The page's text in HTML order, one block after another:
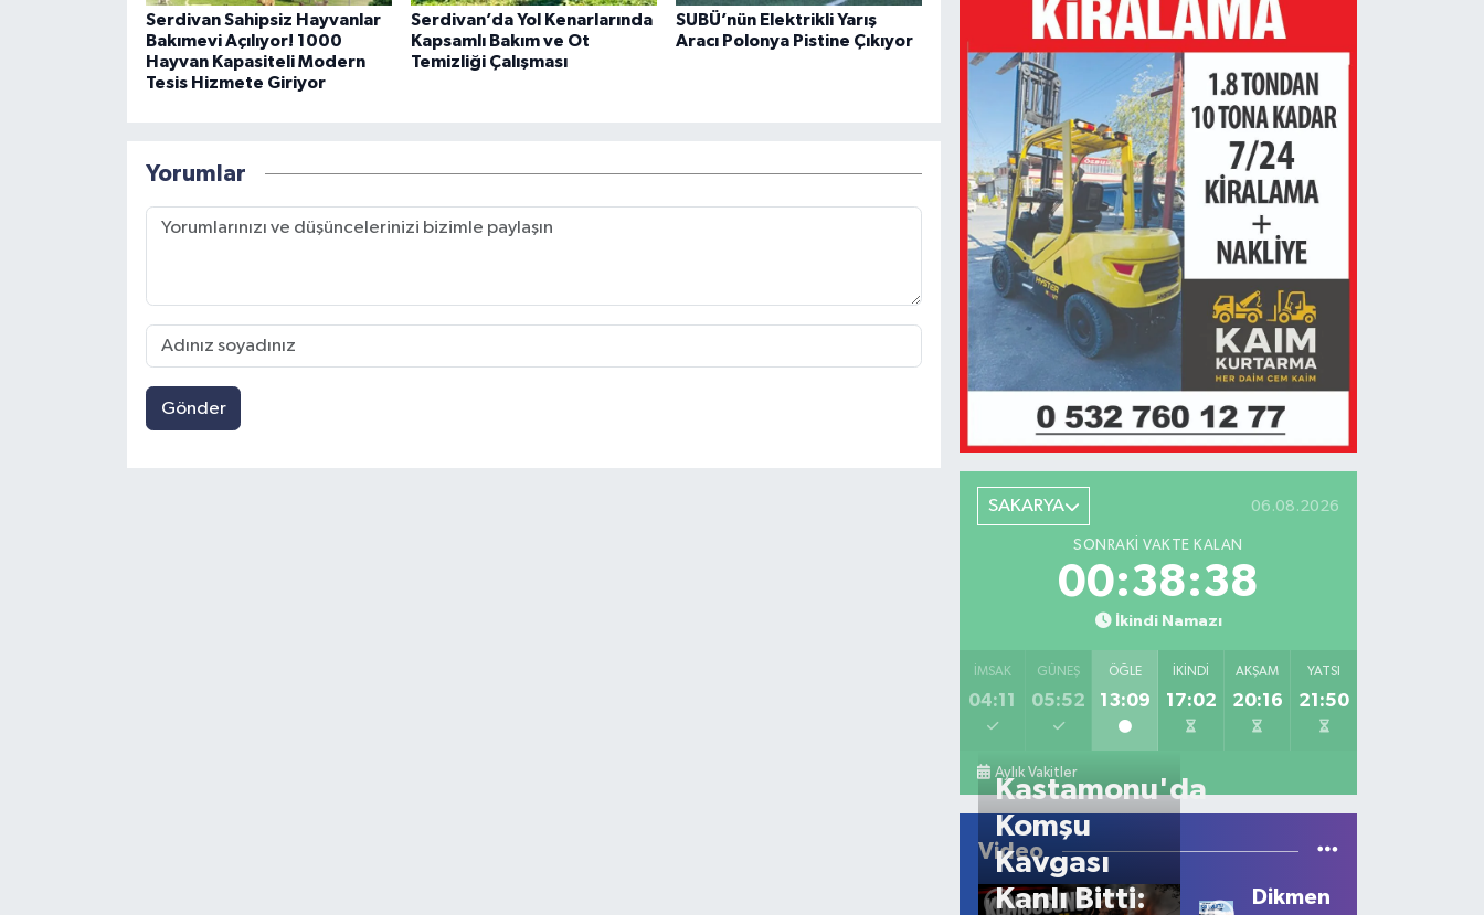
Serdivan Sahipsiz Hayvanlar
Bakımevi Açılıyor! 1000
Hayvan Kapasiteli Modern
Tesis Hizmete Giriyor
Serdivan’da Yol Kenarlarında
Kapsamlı Bakım ve Ot
Temizliği Çalışması
SUBÜ’nün Elektrikli Yarış
Aracı Polonya Pistine Çıkıyor
Yorumlar
Gönder
SAKARYA 06.08.2026
SONRAKI VAKTE KALAN
00:38:38
İkindi Namazı
İMSAK
04:11
GÜNEŞ
05:52
ÖĞLE
13:09
İKINDI
17:02
AKŞAM
20:16
YATSI
21:50
Aylık Vakitler
Video
Kastamonu'da
Komşu
Kavgası
Kanlı Bitti:
Dikmen